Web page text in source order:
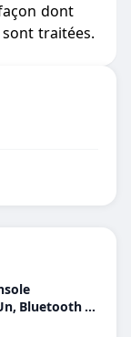
dont
traitées.
Bluetooth et